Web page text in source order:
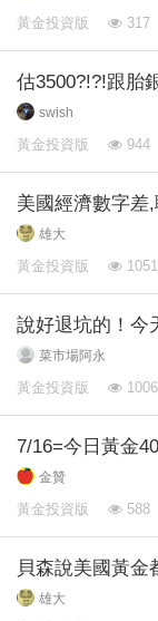
黃金投資版
估3500?!?!跟胎
swish
黃金投資版
美國經濟數字差
雄大
黃金投資版
說好退坑的！今
菜市場阿永
黃金投資版
7/16=今日黃金
金贊
黃金投資版
貝森說美國黃金
雄大